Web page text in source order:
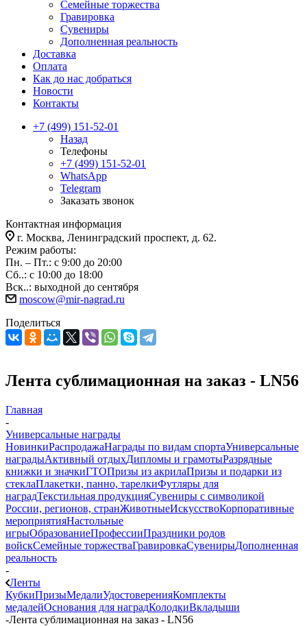
Семейные торжества
Гравировка
Сувениры
Дополненная реальность
Доставка
Оплата
Как до нас добраться
Новости
Контакты
+7 (499) 151-52-01
Назад
Телефоны
+7 (499) 151-52-01
WhatsApp
Telegram
Заказать звонок
Контактная информация
г. Москва, Ленинградский проспект, д. 62.
Режим работы:
Пн. – Пт.: с 9:00 до 20:00
Сб..: с 10:00 до 18:00
Вск..: выходной до сентября
moscow@mir-nagrad.ru
Поделиться
Лента сублимационная на заказ - LN56
Главная
-
Универсальные награды
НовинкиРаспродажаНаграды по видам спортаУниверсальные
наградыАктивный отдыхДипломы и грамотыРазрядные
книжки и значкиГТОПризы из акрилаПризы и подарки из
стеклаПлакетки, панно, тарелкиФутляры для
наградТекстильная продукцияСувениры с символикой
России, регионов, странЖивотныеИскусствоКорпоративные
мероприятияНастольные
игрыОбразованиеПрофессииПраздники родов
войскСемейные торжестваГравировкаСувенирыДополненная
реальность
-
Ленты
КубкиПризыМедалиУдостоверенияКомплекты
медалейОснования для наградКолодкиВкладыши
-Лента сублимационная на заказ - LN56